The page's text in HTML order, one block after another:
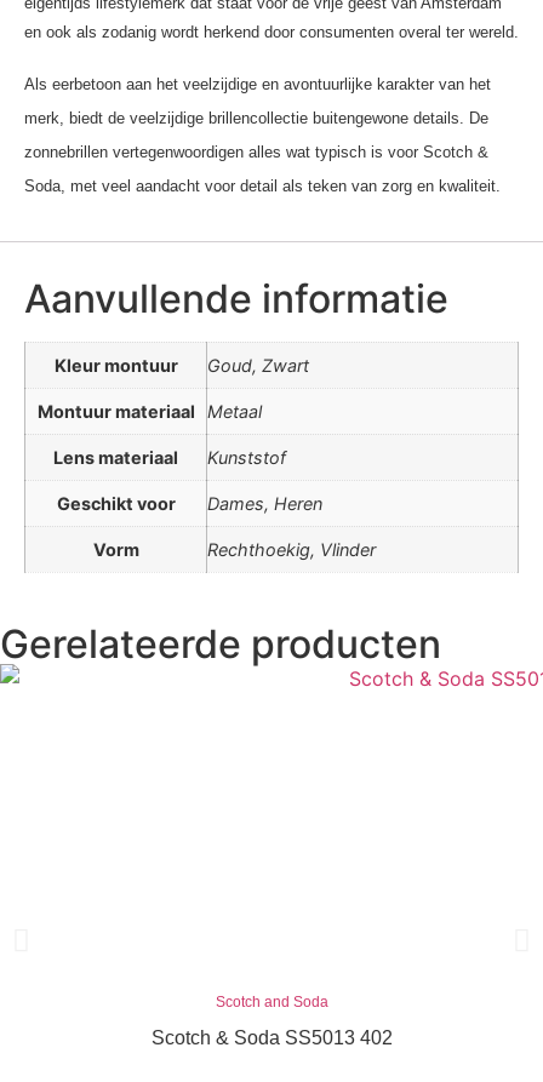
en ook als zodanig wordt herkend door consumenten overal ter wereld.
Als eerbetoon aan het veelzijdige en avontuurlijke karakter van het
merk, biedt de veelzijdige brillencollectie buitengewone details. De
zonnebrillen vertegenwoordigen alles wat typisch is voor Scotch &
Soda, met veel aandacht voor detail als teken van zorg en kwaliteit.
Aanvullende informatie
Kleur montuur Goud, Zwart
Montuur materiaal Metaal
Lens materiaal Kunststof
Geschikt voor Dames, Heren
Vorm Rechthoekig, Vlinder
Gerelateerde producten
Scotch and Soda
Scotch & Soda SS5013 402